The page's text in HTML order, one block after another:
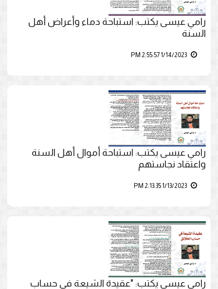
رامي عيسى يكتب: استباحة دماء وأعراض أهل
السنة
رامي عيسى يكتب: استباحة أموال أهل السنة
واعتقاد نجاستهم
رامي عيسى يكتب: "عقيدة الشيعة في حساب